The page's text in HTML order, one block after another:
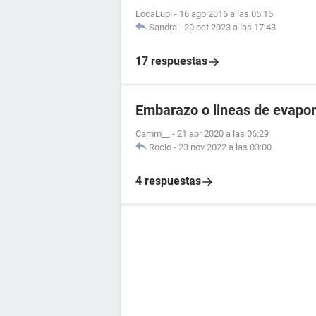
LocaLupi - 16 ago 2016 a las 05:15
Sandra - 20 oct 2023 a las 17:43
17 respuestas
Embarazo o lineas de
Camm__ - 21 abr 2020 a las 06:29
Rocio - 23 nov 2022 a las 03:00
4 respuestas